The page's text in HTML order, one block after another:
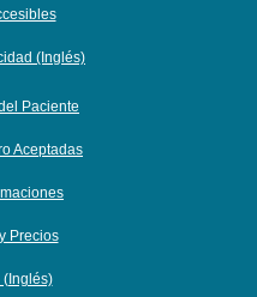
(Inglés)
Paciente
Aceptadas
Precios
(Inglés)